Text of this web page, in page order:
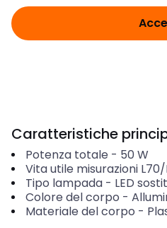
Caratteristiche
Potenza totale - 50 W
Vita utile misurazioni L70/
Tipo lampada- LED
Colore del corpo -
Materiale del corpo -